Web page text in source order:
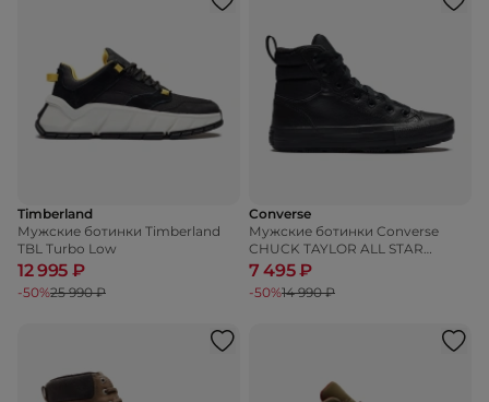
Timberland
Мужские ботинки Timberland
TBL Turbo Low
12 995 ₽
-50%25 990 ₽
Converse
Мужские ботинки Converse
CHUCK TAYLOR ALL STAR
BERKSHIRE BOOT
7 495 ₽
-50%14 990 ₽